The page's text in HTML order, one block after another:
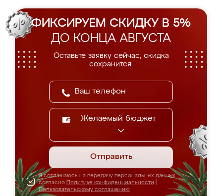
ФИКСИРУЕМ СКИДКУ В 5%
ДО КОНЦА АВГУСТА
Оставьте заявку сейчас, скидка
сохранится.
Желаемый бюджет
Отправить
Я соглашаюсь на передачу персональных данных
согласно Политике конфиденциальности
Пользовательскому соглашению